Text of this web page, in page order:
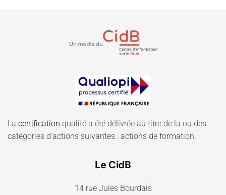
La certification qualité a été délivrée au titre de la ou des
catégories d'actions suivantes : actions de formation.
Le CidB
14 rue Jules Bourdais